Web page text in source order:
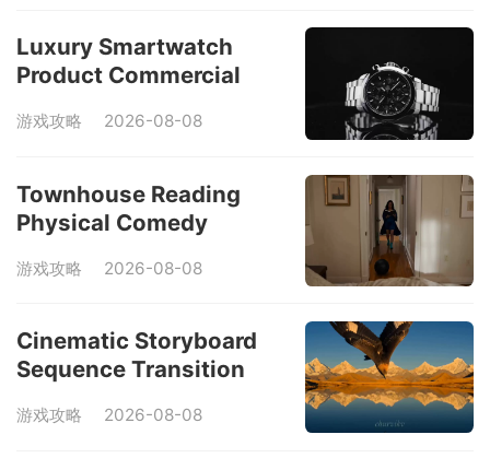
Luxury Smartwatch
Product Commercial
游戏攻略 2026-08-08
Townhouse Reading
Physical Comedy
游戏攻略 2026-08-08
Cinematic Storyboard
Sequence Transition
游戏攻略 2026-08-08